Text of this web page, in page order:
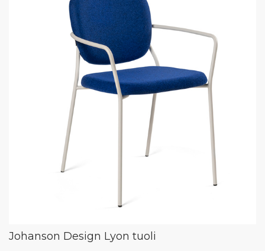
Johanson Design Lyon tuoli